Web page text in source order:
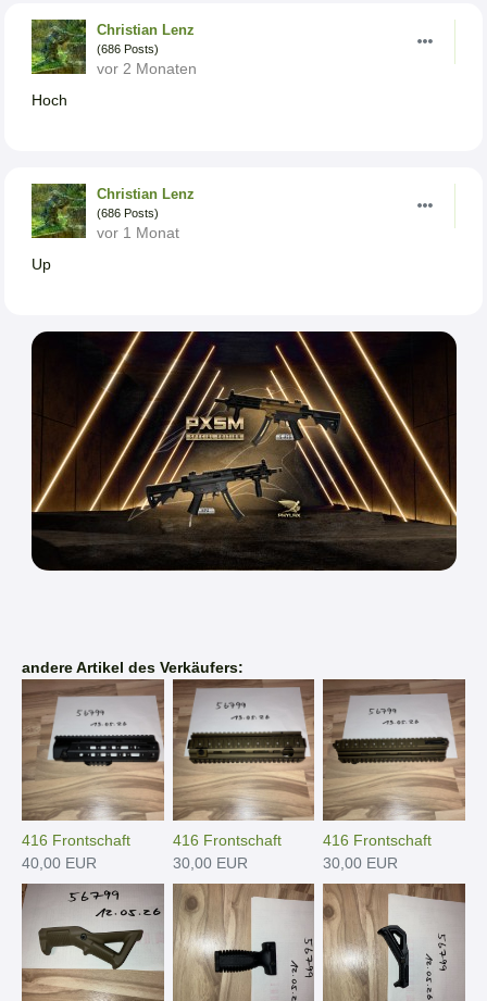
Christian Lenz
(686 Posts)
vor 2 Monaten
Hoch
Christian Lenz
(686 Posts)
vor 1 Monat
Up
andere Artikel des Verkäufers:
416 Frontschaft
40,00 EUR
416 Frontschaft
30,00 EUR
416 Frontschaft
30,00 EUR